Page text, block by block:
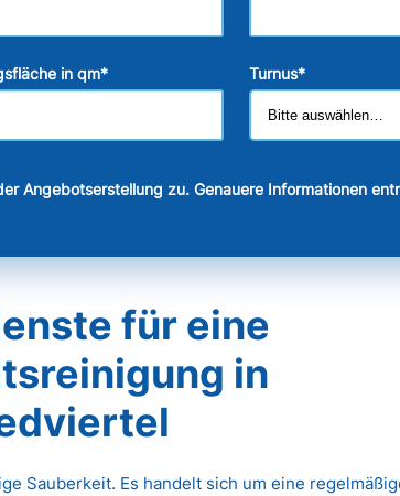
in qm* Turnus*
Angebotserstellung zu. Genauere Informationen
für eine
in
Sauberkeit. Es handelt sich um eine